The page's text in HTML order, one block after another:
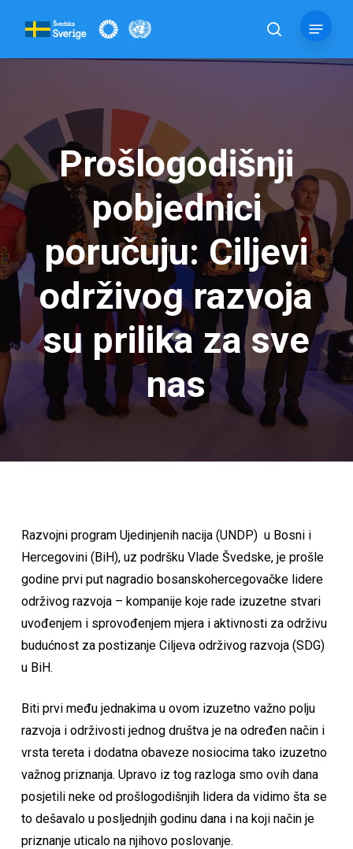
pretraga
Prošlogodišnji
pobjednici
poručuju: Ciljevi
održivog razvoja
su prilika za sve
nas
Razvojni program Ujedinjenih nacija (UNDP) u Bosni i
Hercegovini (BiH), uz podršku Vlade Švedske, je prošle
godine prvi put nagradio bosanskohercegovačke lidere
održivog razvoja – kompanije koje rade izuzetne stvari
uvođenjem i sprovođenjem mjera i aktivnosti za održivu
budućnost za postizanje Ciljeva održivog razvoja (SDG)
u BiH.
Biti prvi među jednakima u ovom izuzetno važno polju
razvoja i održivosti jednog društva je na određen način i
vrsta tereta i dodatna obaveze nosiocima tako izuzetno
važnog priznanja. Upravo iz tog razloga smo ovih dana
posjetili neke od prošlogodišnjih lidera da vidimo šta se
to dešavalo u posljednjih godinu dana i na koji način je
priznanje uticalo na njihovo poslovanje.